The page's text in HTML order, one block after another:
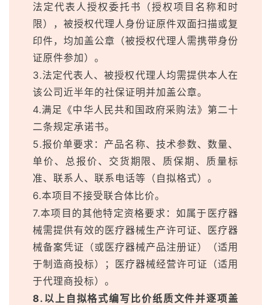
法定代表人授权委托书（授权项目名称和时
限），被授权代理人身份证原件双面扫描或复
印件，均加盖公章（被授权代理人需携带身份
证原件参加）。
3.法定代表人、被授权代理人均需提供本人在
该公司近半年的社保证明并加盖公章。
4.满足《中华人民共和国政府采购法》第二十
二条规定承诺书。
5.报价单要求：产品名称、技术参数、数量、
单价、总报价、交货期限、质保期、质量标
准、联系人、联系电话等（自拟格式）。
6.本项目不接受联合体比价。
7.本项目的其他特定资格要求：如属于医疗器
械需提供有效的医疗器械生产许可证、医疗器
械备案凭证（或医疗器械产品注册证）（适用
于制造商投标）；医疗器械经营许可证（适用
于代理商投标）。
8.以上自拟格式编写比价纸质文件并逐项盖